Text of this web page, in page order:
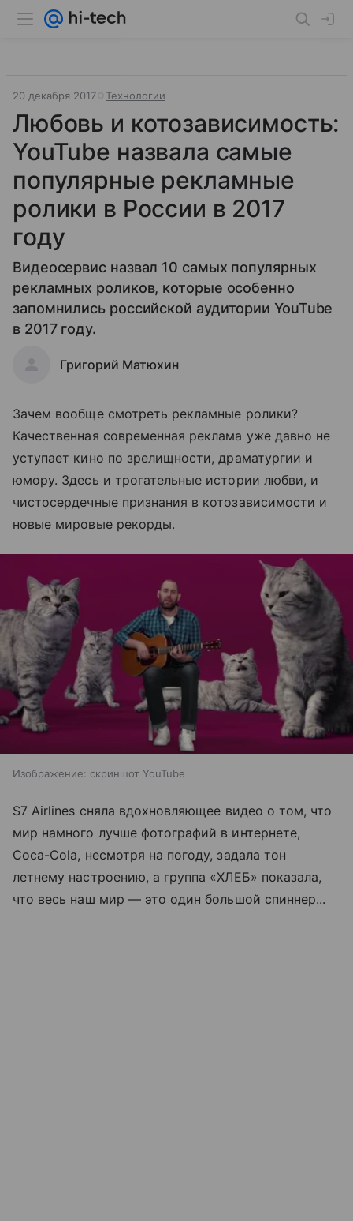
20 декабря 2017 Технологии
Любовь и котозависимость:
YouTube назвала самые
популярные рекламные
ролики в России в 2017
году
Видеосервис назвал 10 самых популярных
рекламных роликов, которые особенно
запомнились российской аудитории YouTube
в 2017 году.
Григорий Матюхин
Зачем вообще смотреть рекламные ролики?
Качественная современная реклама уже давно не
уступает кино по зрелищности, драматургии и
юмору. Здесь и трогательные истории любви, и
чистосердечные признания в котозависимости и
новые мировые рекорды.
Изображение: скриншот YouTube
S7 Airlines сняла вдохновляющее видео о том, что
мир намного лучше фотографий в интернете,
Coca-Cola, несмотря на погоду, задала тон
летнему настроению, а группа «ХЛЕБ» показала,
что весь наш мир — это один большой спиннер...